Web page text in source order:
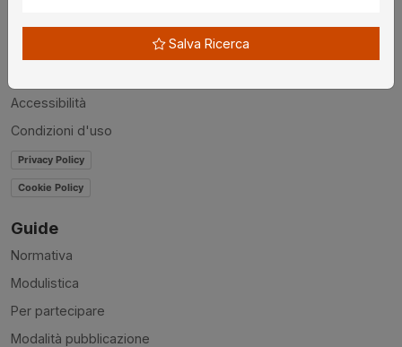
Accessibilità
Condizioni d'uso
Privacy Policy
Cookie Policy
Guide
Normativa
Modulistica
Per partecipare
Modalità pubblicazione
Salva Ricerca